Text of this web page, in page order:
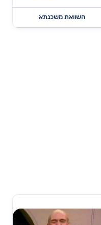
השוואת משכנתא